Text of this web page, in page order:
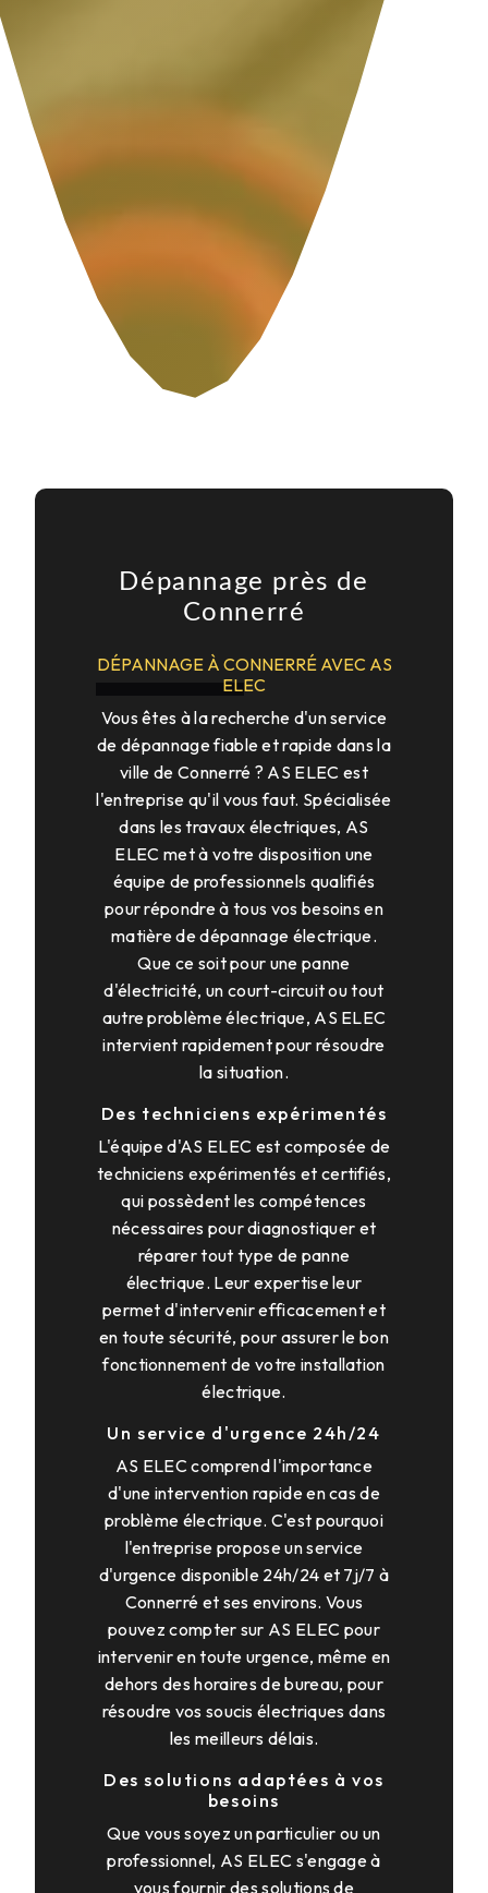
Dépannage près de
Connerré
DÉPANNAGE À CONNERRÉ AVEC AS
ELEC
Vous êtes à la recherche d'un service
de dépannage fiable et rapide dans la
ville de Connerré ? AS ELEC est
l'entreprise qu'il vous faut. Spécialisée
dans les travaux électriques, AS
ELEC met à votre disposition une
équipe de professionnels qualifiés
pour répondre à tous vos besoins en
matière de dépannage électrique.
Que ce soit pour une panne
d'électricité, un court-circuit ou tout
autre problème électrique, AS ELEC
intervient rapidement pour résoudre
la situation.
Des techniciens expérimentés
L'équipe d'AS ELEC est composée de
techniciens expérimentés et certifiés,
qui possèdent les compétences
nécessaires pour diagnostiquer et
réparer tout type de panne
électrique. Leur expertise leur
permet d'intervenir efficacement et
en toute sécurité, pour assurer le bon
fonctionnement de votre installation
électrique.
Un service d'urgence 24h/24
AS ELEC comprend l'importance
d'une intervention rapide en cas de
problème électrique. C'est pourquoi
l'entreprise propose un service
d'urgence disponible 24h/24 et 7j/7 à
Connerré et ses environs. Vous
pouvez compter sur AS ELEC pour
intervenir en toute urgence, même en
dehors des horaires de bureau, pour
résoudre vos soucis électriques dans
les meilleurs délais.
Des solutions adaptées à vos
besoins
Que vous soyez un particulier ou un
professionnel, AS ELEC s'engage à
vous fournir des solutions de